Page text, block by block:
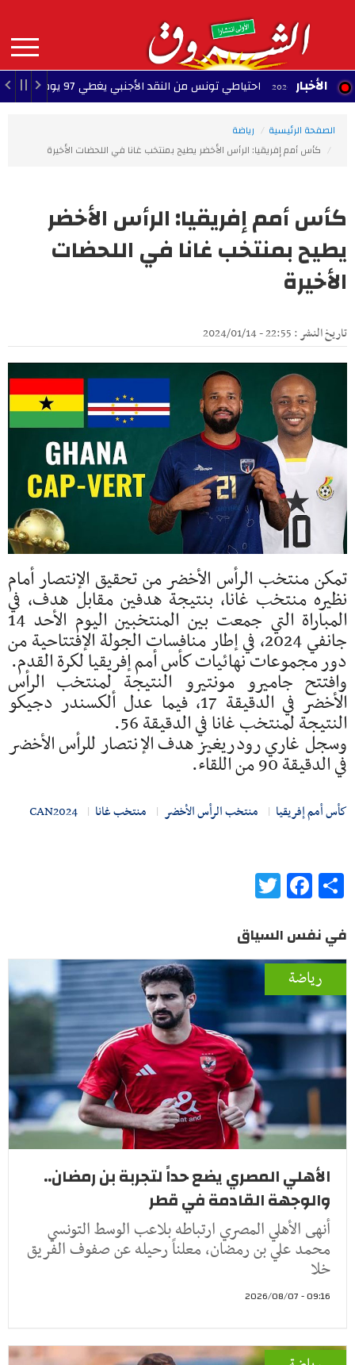
contenu
principal
MAIN
NAVIGATION الأخباراحتياطي تونس من النقد الأجنبي يغطي 97 يوم توريد - 2026/08/07
الصفحة الرئيسية
رياضة
كأس أمم إفريقيا: الرأس الأخضر يطيح بمنتخب غانا في اللحضات الأخيرة
كأس أمم إفريقيا: الرأس الأخضر
يطيح بمنتخب غانا في اللحضات
الأخيرة
تاريخ النشر : 22:55 - 2024/01/14
تمكن منتخب الرأس الأخضر من تحقيق الإنتصار أمام
نظيره منتخب غانا، بنتيجة هدفين مقابل هدف، في
المباراة التي جمعت بين المنتخبين اليوم الأحد 14
جانفي 2024، في إطار منافسات الجولة الإفتتاحية من
دور مجموعات نهائيات كأس أمم إفريقيا لكرة القدم.
وافتتح جاميرو مونتيرو النتيجة لمنتخب الرأس
الأخضر في الدقيقة 17، فيما عدل ألكسندر دجيكو
النتيجة لمنتخب غانا في الدقيقة 56.
وسجل غاري رودريغيز هدف الإنتصار للرأس الأخضر
في الدقيقة 90 من اللقاء.
كأس أمم إفريقيا منتخب الرأس الأخضر منتخب غانا CAN2024
Share
Facebook
في نفس السياق
رياضة
الأهلي المصري يضع حداً لتجربة بن رمضان..
والوجهة القادمة في قطر
أنهى الأهلي المصري ارتباطه بلاعب الوسط التونسي
محمد علي بن رمضان، معلناً رحيله عن صفوف الفريق
خلا
09:16 - 2026/08/07